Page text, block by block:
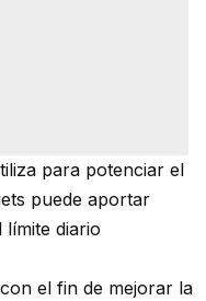
para potenciar el
puede aportar
diario
con el fin de mejorar la